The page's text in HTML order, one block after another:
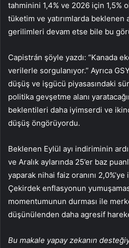
tahminini 1,4% ve 2026 için 1,5%
tüketim ve yatırımlarda beklenen
gerilimleri devam etse bile bu
Capistrán şöyle yazdı: “Kanada
verilerle sorgulanıyor.” Ayrıca
düşüş ve işgücü piyasasındaki
politika gevşetme alanı
beklentileri daha iyimserdi ve
düşüş öngörüyordu.
Beklenen Eylül ayı indiriminin
ve Aralık aylarında 25’er baz
yaparak nihai faiz oranını
Çekirdek enflasyonun
momentumunun durması ile
düşünülenden daha agresif
Bu makale yapay zekanın